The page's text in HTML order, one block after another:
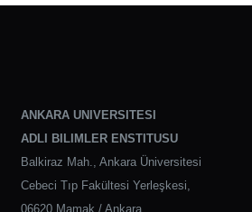
ANKARA UNIVERSITESI
ADLI BILIMLER ENSTITUSU
Balkiraz Mah., Ankara Üniversitesi
Cebeci Tıp Fakültesi Yerleşkesi,
06620 Mamak / Ankara